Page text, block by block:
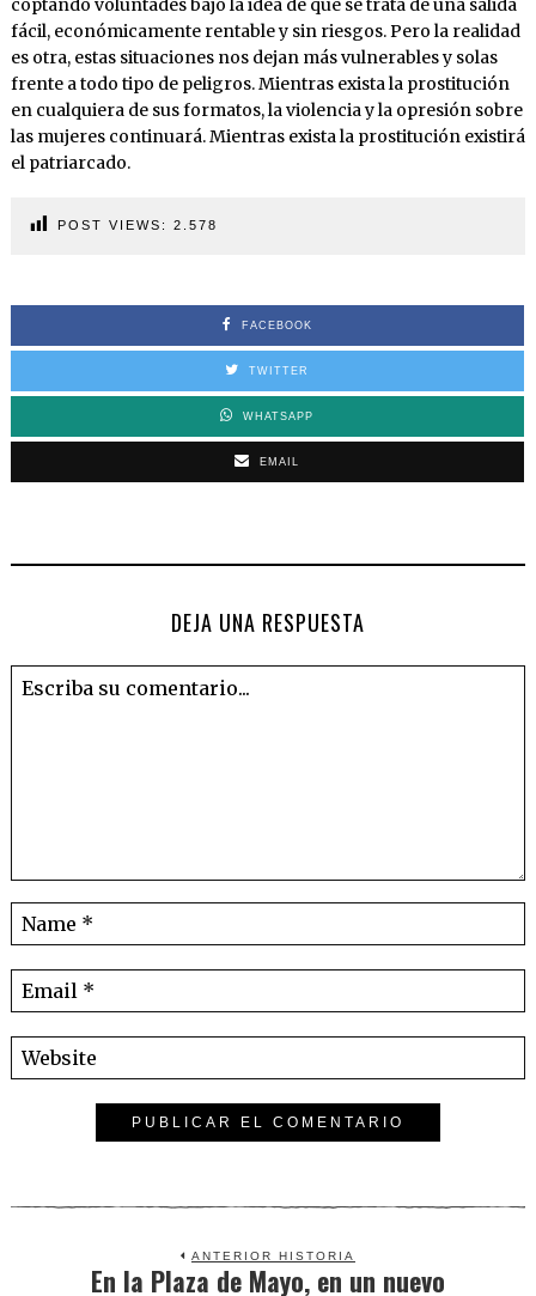
coptando voluntades bajo la idea de que se trata de una salida
fácil, económicamente rentable y sin riesgos. Pero la realidad
es otra, estas situaciones nos dejan más vulnerables y solas
frente a todo tipo de peligros. Mientras exista la prostitución
en cualquiera de sus formatos, la violencia y la opresión sobre
las mujeres continuará. Mientras exista la prostitución existirá
el patriarcado.
POST VIEWS: 2.578
FACEBOOK
TWITTER
WHATSAPP
EMAIL
DEJA UNA RESPUESTA
ANTERIOR HISTORIA
Previous
En la Plaza de Mayo, en un nuevo